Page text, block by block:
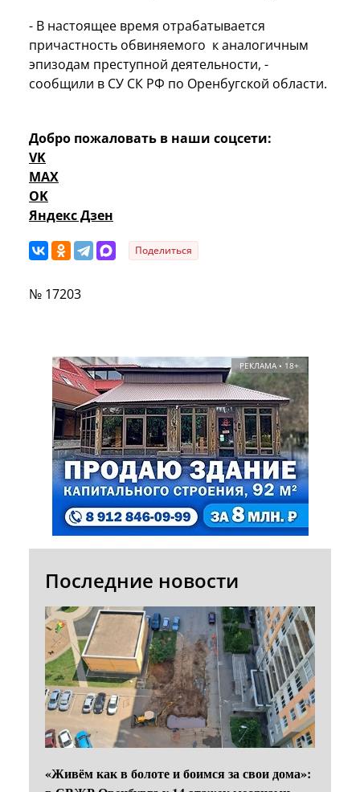
- В настоящее время отрабатывается
причастность обвиняемого к аналогичным
эпизодам преступной деятельности, -
сообщили в СУ СК РФ по Оренбугской области.
Добро пожаловать в наши соцсети:
VK
MAX
OK
Яндекс Дзен
Поделиться
№ 17203
РЕКЛАМА • 18+
Последние новости
«Живём как в болоте и боимся за свои дома»: